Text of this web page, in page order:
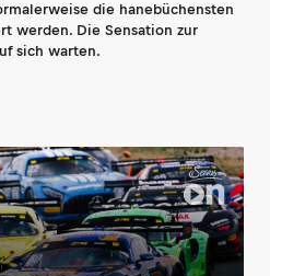
die hanebüchensten
werden. Die Sensation zur
sich warten.